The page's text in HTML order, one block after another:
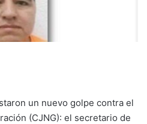
un nuevo golpe contra el
(CJNG): el secretario de